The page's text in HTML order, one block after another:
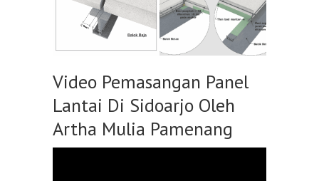
Video Pemasangan Panel
Lantai Di Sidoarjo Oleh
Artha Mulia Pamenang